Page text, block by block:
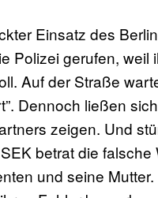
Einsatz des
Polizei gerufen,
Auf der Straße
Dennoch ließen
zeigen. Und
betrat die
und seine